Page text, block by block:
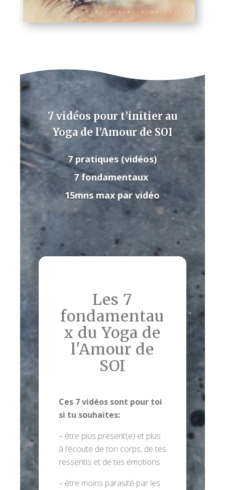
7 vidéos pour t’initier au
Yoga de l’Amour de SOI
7 pratiques (vidéos)
7 fondamentaux
15mns max par vidéo
Les 7
fondamentau
x du Yoga de
l'Amour de
SOI
Ces 7 vidéos sont pour toi
si tu souhaites:
– être plus présent(e) et plus
à l’écoute de ton corps, de tes
ressentis et de tes émotions
– être moins parasité par les